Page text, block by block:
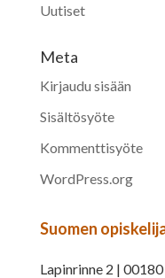
Uutiset
Meta
Kirjaudu sisään
Sisältösyöte
Kommenttisyöte
WordPress.org
Suomen
Lapinrinne 2 |